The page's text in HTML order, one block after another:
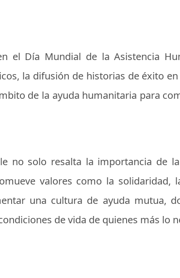
el Día Mundial de la Asistencia
la difusión de historias de éxito
de la ayuda humanitaria para
no solo resalta la importancia de
valores como la solidaridad,
una cultura de ayuda mutua,
de vida de quienes más lo